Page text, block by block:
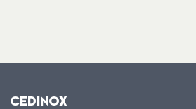
CEDINOX